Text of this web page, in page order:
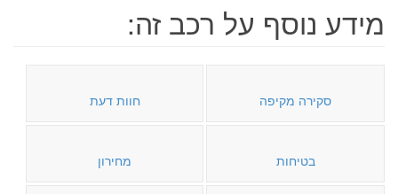
מידע נוסף על רכב זה:
סקירה מקיפה חוות דעת
בטיחות מחירון